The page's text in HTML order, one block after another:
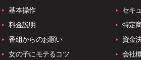
基本操作
料金説明
番組からのお願い
女の子にモテるコツ
セキ
特定
資金
会社